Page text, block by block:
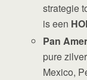
strategie
is een
Pan
pure
Mexico,